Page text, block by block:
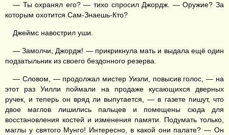
— Ты охранял его? — тихо спросил Джордж. — Оружие? За
которым охотится Сам-Знаешь-Кто?
Джеймс навострил уши.
— Замолчи, Джордж! — прикрикнула мать и выдала ещё один
подзатыльник из своего бездонного резерва.
— Словом, — продолжал мистер Уизли, повысив голос, — на
этот раз Уилли поймали на продаже кусающихся дверных
ручек, и теперь он вряд ли выпутается, — в газете пишут, что
двое маглов лишились пальцев и помещены сюда для
восстановления костей и изменения памяти. Подумать только,
маглы у святого Мунго! Интересно, в какой они палате? — Он